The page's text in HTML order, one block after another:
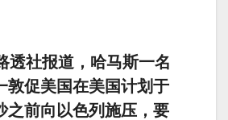
透社报道，哈马斯一名
敦促美国在美国计划于
之前向以色列施压，要